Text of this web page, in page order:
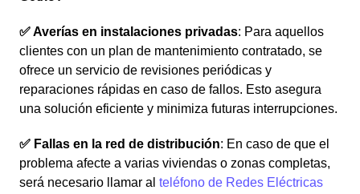
✅ Averías en instalaciones privadas: Para aquellos
clientes con un plan de mantenimiento contratado, se
ofrece un servicio de revisiones periódicas y
reparaciones rápidas en caso de fallos. Esto asegura
una solución eficiente y minimiza futuras interrupciones.
✅ Fallas en la red de distribución: En caso de que el
problema afecte a varias viviendas o zonas completas,
será necesario llamar al teléfono de Redes Eléctricas